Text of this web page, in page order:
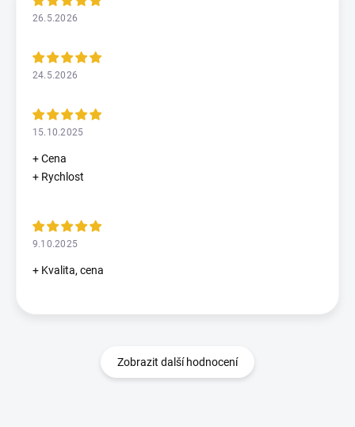
26.5.2026
24.5.2026
15.10.2025
+ Cena
+ Rychlost
9.10.2025
+ Kvalita, cena
Zobrazit další hodnocení